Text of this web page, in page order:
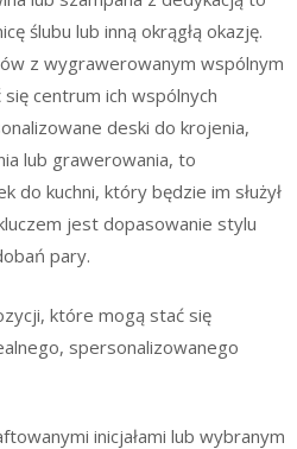
ślubu lub inną okrągłą okazję.
z wygrawerowanym wspólnym
centrum ich wspólnych
deski do krojenia,
lub grawerowania, to
do kuchni, który będzie im służył
jest dopasowanie stylu
pary.
które mogą stać się
spersonalizowanego
inicjałami lub wybranym